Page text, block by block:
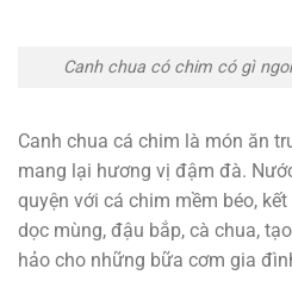
Canh chua có chim có gì
Canh chua cá chim là món ăn
mang lại hương vị đậm đà.
quyện với cá chim mềm béo,
dọc mùng, đậu bắp, cà chua,
hảo cho những bữa cơm gia